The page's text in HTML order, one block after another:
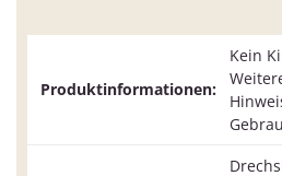
Produktinformationen:
Kein